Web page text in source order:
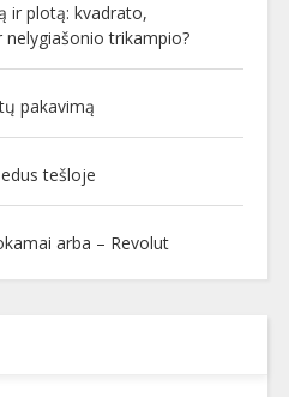
ir plotą: kvadrato,
trikampio?
pakavimą
tešloje
arba – Revolut